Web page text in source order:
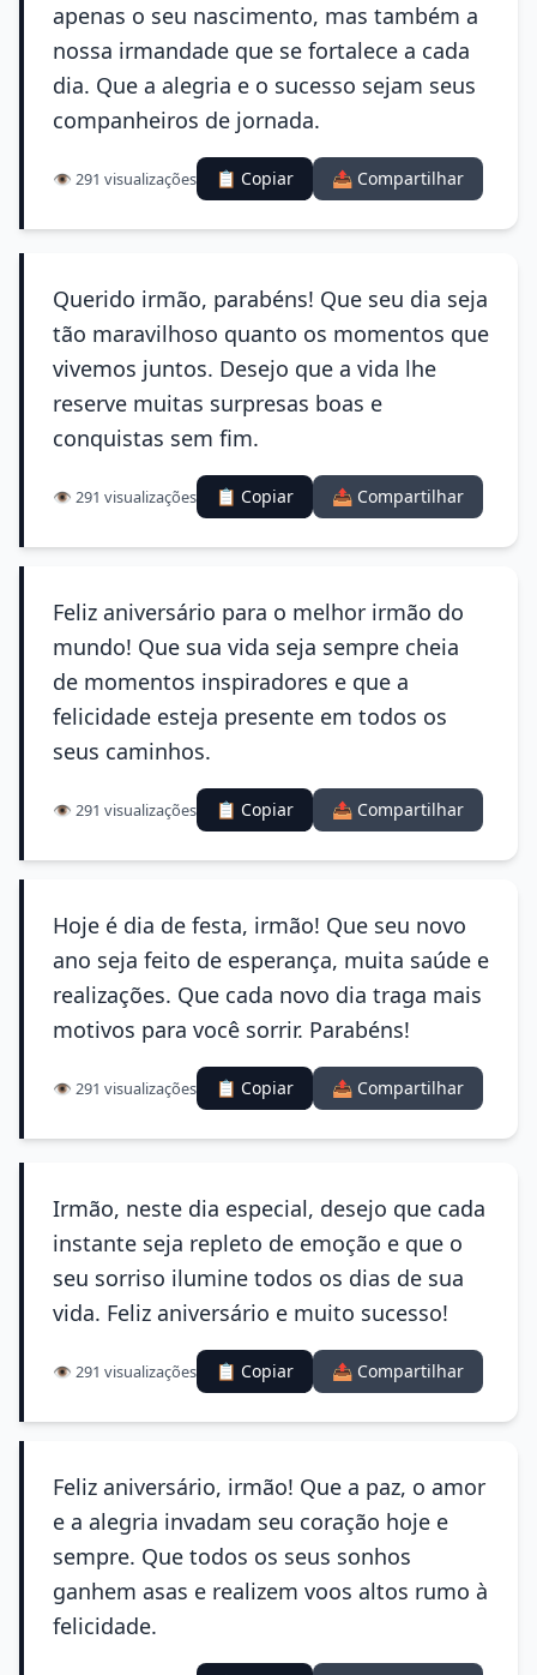
apenas o seu nascimento, mas também a
nossa irmandade que se fortalece a cada
dia. Que a alegria e o sucesso sejam seus
companheiros de jornada.
👁️ 291 visualizações 📋 Copiar 📤 Compartilhar
Querido irmão, parabéns! Que seu dia seja
tão maravilhoso quanto os momentos que
vivemos juntos. Desejo que a vida lhe
reserve muitas surpresas boas e
conquistas sem fim.
👁️ 291 visualizações 📋 Copiar 📤 Compartilhar
Feliz aniversário para o melhor irmão do
mundo! Que sua vida seja sempre cheia
de momentos inspiradores e que a
felicidade esteja presente em todos os
seus caminhos.
👁️ 291 visualizações 📋 Copiar 📤 Compartilhar
Hoje é dia de festa, irmão! Que seu novo
ano seja feito de esperança, muita saúde e
realizações. Que cada novo dia traga mais
motivos para você sorrir. Parabéns!
👁️ 291 visualizações 📋 Copiar 📤 Compartilhar
Irmão, neste dia especial, desejo que cada
instante seja repleto de emoção e que o
seu sorriso ilumine todos os dias de sua
vida. Feliz aniversário e muito sucesso!
👁️ 291 visualizações 📋 Copiar 📤 Compartilhar
Feliz aniversário, irmão! Que a paz, o amor
e a alegria invadam seu coração hoje e
sempre. Que todos os seus sonhos
ganhem asas e realizem voos altos rumo à
felicidade.